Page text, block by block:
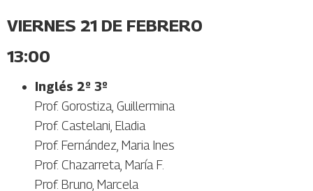
VIERNES 21 DE FEBRERO
13:00
Inglés 2º 3º
Prof. Gorostiza, Guillermina
Prof. Castelani, Eladia
Prof. Fernández, Maria Ines
Prof. Chazarreta, María F.
Prof. Bruno, Marcela